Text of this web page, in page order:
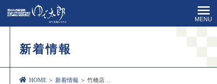
MENU
新着情報
HOME ＞ 新着情報 ＞ 竹橋店…